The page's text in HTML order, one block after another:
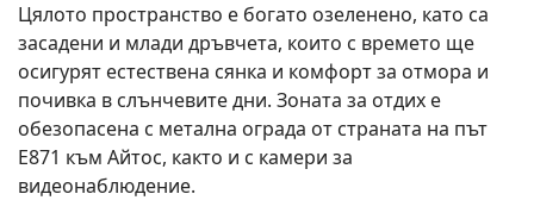
Цялото пространство е богато озеленено, като са
засадени и млади дръвчета, които с времето ще
осигурят естествена сянка и комфорт за отмора и
почивка в слънчевите дни. Зоната за отдих е
обезопасена с метална ограда от страната на път
Е871 към Айтос, както и с камери за
видеонаблюдение.